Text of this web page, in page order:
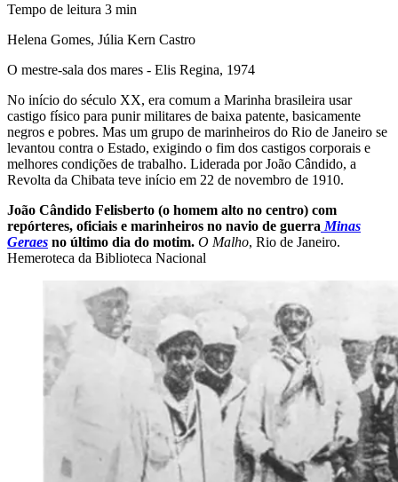
Tempo de leitura 3 min
Helena Gomes, Júlia Kern Castro
O mestre-sala dos mares - Elis Regina, 1974
No início do século XX, era comum a Marinha brasileira usar
castigo físico para punir militares de baixa patente, basicamente
negros e pobres. Mas um grupo de marinheiros do Rio de Janeiro se
levantou contra o Estado, exigindo o fim dos castigos corporais e
melhores condições de trabalho. Liderada por João Cândido, a
Revolta da Chibata teve início em 22 de novembro de 1910.
João Cândido Felisberto (o homem alto no centro) com
repórteres, oficiais e marinheiros no navio de guerra Minas
Geraes no último dia do motim. O Malho, Rio de Janeiro.
Hemeroteca da Biblioteca Nacional